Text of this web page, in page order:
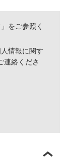
」をご参照く
情報に関す
連絡くださ